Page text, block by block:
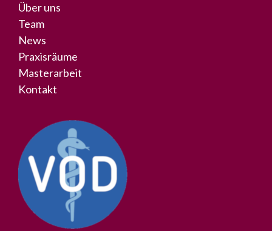
Über uns
Team
News
Praxisräume
Masterarbeit
Kontakt